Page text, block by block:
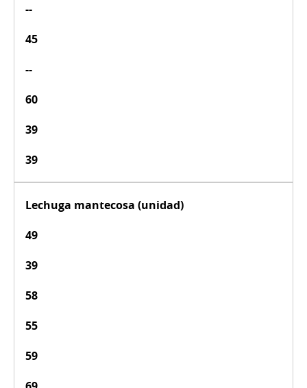
--
45
--
60
39
39
Lechuga mantecosa (unidad)
49
39
58
55
59